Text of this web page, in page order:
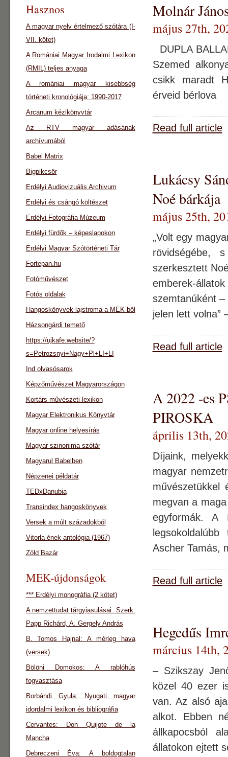
Molnár
május 27th,
DUPLA
Szemed
csikk maradt
érveid bérlova
Read full article
Lukácsy
Noé bárkája
május 25th,
„Volt egy
rövidségébe,
szerkesztett
emberek-
szemtanúként
jelen lett
Read full article
A 2022 -es
PIROSKA
április 13th,
Díjaink,
magyar
művészetükkel
megvan a
egyformák.
Ascher Tamás,
Read full article
Hegedűs
március 14th,
– Szikszay
közel 40 ezer
van. Az alsó
alkot. Ebben
állkapocsból
állatokon ejtett
Hasznos
A magyar nyelv értelmező szótára (I-
VII. kötet)
A Romániai Magyar Irodalmi Lexikon
(RMIL) teljes anyaga
A romániai magyar kisebbség
történeti kronológiája: 1990-2017
Arcanum kézikönyvtár
Az RTV magyar adásának
archívumából
Babel Matrix
Bigpikcsör
Erdélyi Audiovizuális Archivum
Erdélyi és csángó költészet
Erdélyi Fotográfia Múzeum
Erdélyi fürdők – képeslapokon
Erdélyi Magyar Szótörténeti Tár
Fortepan.hu
Fotóművészet
Fotós oldalak
Hangoskönyvek lajstroma a MEK-ből
Házsongárdi temető
https://ujkafe.website/?
s=Petrozsnyi+Nagy+Pl+LI+LI
Ind olvasósarok
Képzőművészet Magyarországon
Kortárs művészeti lexikon
Magyar Elektronikus Könyvtár
Magyar online helyesírás
Magyar szinonima szótár
Magyarul Babelben
Népzenei példatár
TEDxDanubia
Transindex hangoskönyvek
Versek a múlt századokból
Vitorla-ének antológia (1967)
Zöld Bazár
MEK-újdonságok
*** Erdélyi monográfia (2 kötet)
A nemzettudat tárgyiasulásai. Szerk.
Papp Richárd, A. Gergely András
B. Tomos Hajnal: A mérleg hava
(versek)
Bölöni Domokos: A rablóhús
fogyasztása
Borbándi Gyula: Nyugati magyar
idordalmi lexikon és bibliográfia
Cervantes: Don Quijote de la
Mancha
Debreczeni Éva: A boldogtalan